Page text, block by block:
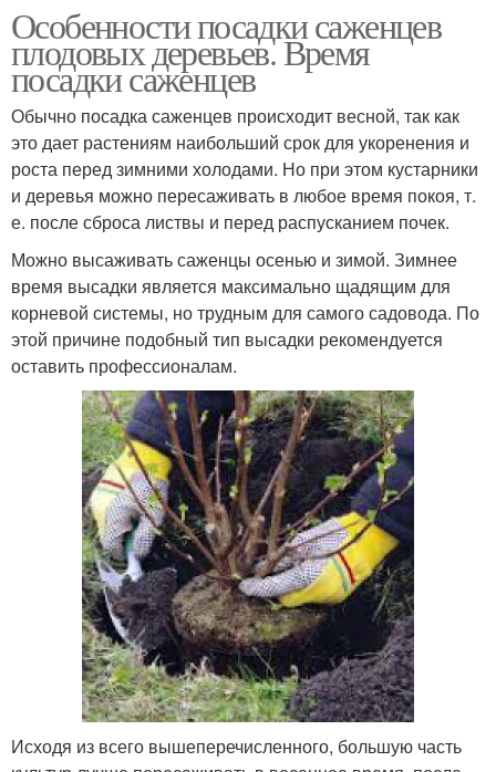
Особенности посадки саженцев
плодовых деревьев. Время
посадки саженцев
Обычно посадка саженцев происходит весной, так как
это дает растениям наибольший срок для укоренения и
роста перед зимними холодами. Но при этом кустарники
и деревья можно пересаживать в любое время покоя, т.
е. после сброса листвы и перед распусканием почек.
Можно высаживать саженцы осенью и зимой. Зимнее
время высадки является максимально щадящим для
корневой системы, но трудным для самого садовода. По
этой причине подобный тип высадки рекомендуется
оставить профессионалам.
Исходя из всего вышеперечисленного, большую часть